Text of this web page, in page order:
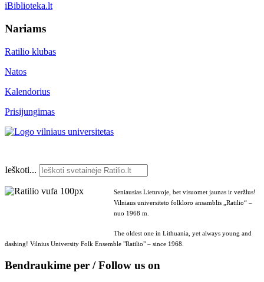
iBiblioteka.lt
Nariams
Ratilio klubas
Natos
Kalendorius
Prisijungimas
Ieškoti...
Seniausias Lietuvoje, bet visuomet jaunas ir veržlus!
Vilniaus universiteto folkloro ansamblis „Ratilio“ –
nuo 1968 m.
The oldest one in Lithuania, yet always young and
dashing! Vilnius University Folk Ensemble "Ratilio" – since 1968.
Bendraukime per / Follow us on